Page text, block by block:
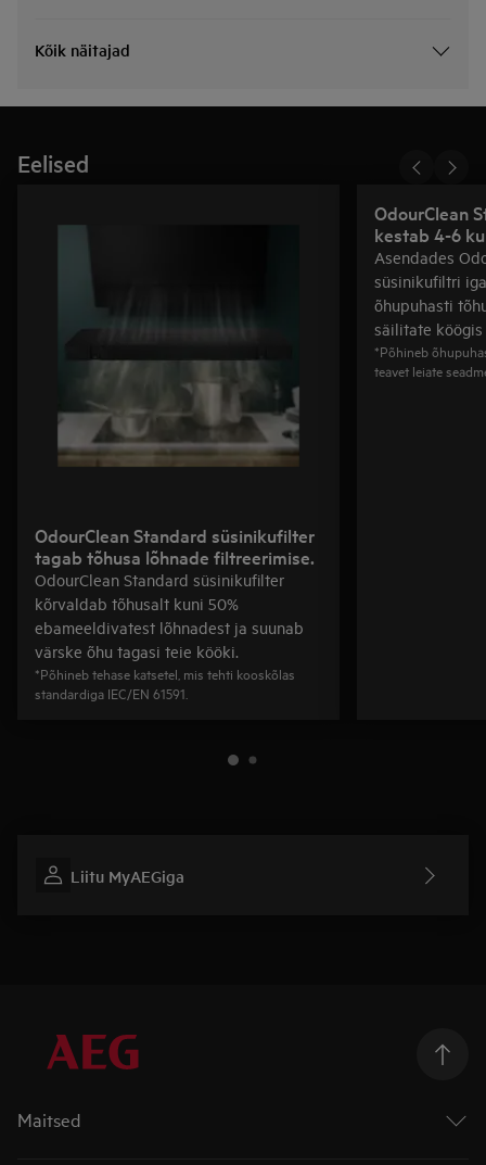
Kõik näitajad
Eelised
OdourClean Standard süsinikufilter
tagab tõhusa lõhnade filtreerimise.
OdourClean Standard süsinikufilter
kõrvaldab tõhusalt kuni 50%
ebameeldivatest lõhnadest ja suunab
värske õhu tagasi teie kööki.
*Põhineb tehase katsetel, mis tehti kooskõlas
standardiga IEC/EN 61591.
OdourClean
kestab 4-6
Asendades
süsinikufiltri
õhupuhasti
säilitate köögis
*Põhineb
teavet leiate
Liitu MyAEGiga
Maitsed